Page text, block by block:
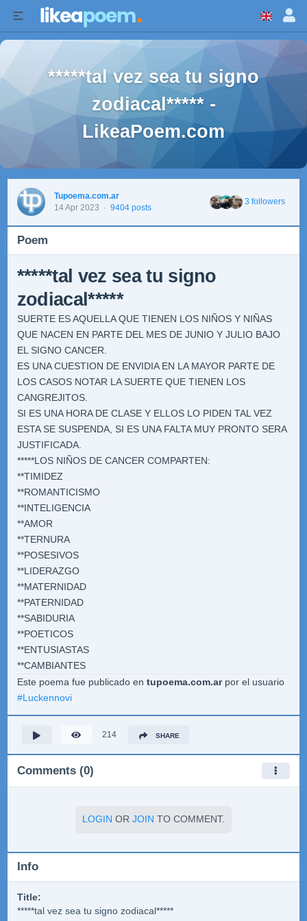
*****tal vez sea tu signo
zodiacal***** -
LikeaPoem.com
Tupoema.com.ar
14 Apr 2023 · 9404 posts
3 followers
Poem
*****tal vez sea tu signo
zodiacal*****
SUERTE ES AQUELLA QUE TIENEN LOS NIÑOS Y NIÑAS
QUE NACEN EN PARTE DEL MES DE JUNIO Y JULIO BAJO
EL SIGNO CANCER.
ES UNA CUESTION DE ENVIDIA EN LA MAYOR PARTE DE
LOS CASOS NOTAR LA SUERTE QUE TIENEN LOS
CANGREJITOS.
SI ES UNA HORA DE CLASE Y ELLOS LO PIDEN TAL VEZ
ESTA SE SUSPENDA, SI ES UNA FALTA MUY PRONTO SERA
JUSTIFICADA.
*****LOS NIÑOS DE CANCER COMPARTEN:
**TIMIDEZ
**ROMANTICISMO
**INTELIGENCIA
**AMOR
**TERNURA
**POSESIVOS
**LIDERAZGO
**MATERNIDAD
**PATERNIDAD
**SABIDURIA
**POETICOS
**ENTUSIASTAS
**CAMBIANTES
Este poema fue publicado en tupoema.com.arpor el usuario
#Luckennovi
214 SHARE
Comments (0)
LOGIN OR JOIN TO COMMENT.
Info
Title:
*****tal vez sea tu signo zodiacal*****